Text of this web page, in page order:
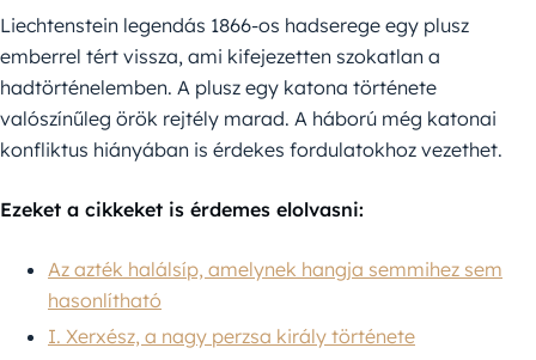
Liechtenstein legendás 1866-os hadserege egy plusz
emberrel tért vissza, ami kifejezetten szokatlan a
hadtörténelemben. A plusz egy katona története
valószínűleg örök rejtély marad. A háború még katonai
konfliktus hiányában is érdekes fordulatokhoz vezethet.
Ezeket a cikkeket is érdemes elolvasni:
Az azték halálsíp, amelynek hangja semmihez sem
hasonlítható
I. Xerxész, a nagy perzsa király története